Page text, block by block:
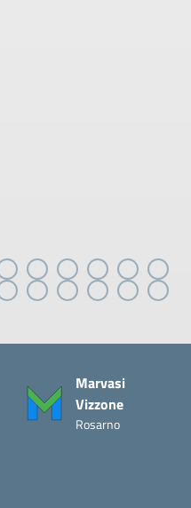
Marvasi
Vizzone
Rosarno